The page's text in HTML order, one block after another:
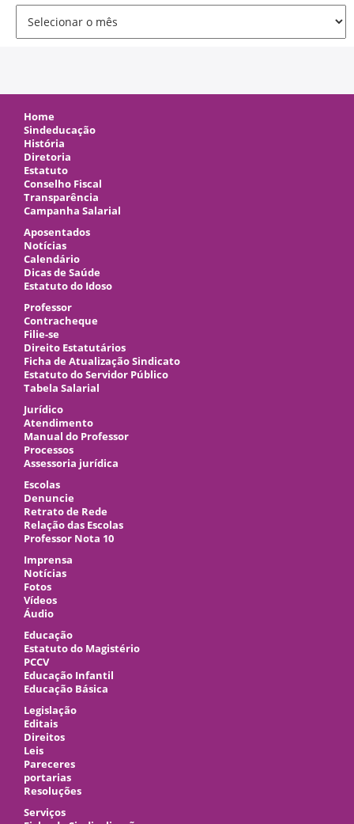
Home
Sindeducação
História
Diretoria
Estatuto
Conselho Fiscal
Transparência
Campanha Salarial
Aposentados
Notícias
Calendário
Dicas de Saúde
Estatuto do Idoso
Professor
Contracheque
Filie-se
Direito Estatutários
Ficha de Atualização Sindicato
Estatuto do Servidor Público
Tabela Salarial
Jurídico
Atendimento
Manual do Professor
Processos
Assessoria jurídica
Escolas
Denuncie
Retrato de Rede
Relação das Escolas
Professor Nota 10
Imprensa
Notícias
Fotos
Vídeos
Áudio
Educação
Estatuto do Magistério
PCCV
Educação Infantil
Educação Básica
Legislação
Editais
Direitos
Leis
Pareceres
portarias
Resoluções
Serviços